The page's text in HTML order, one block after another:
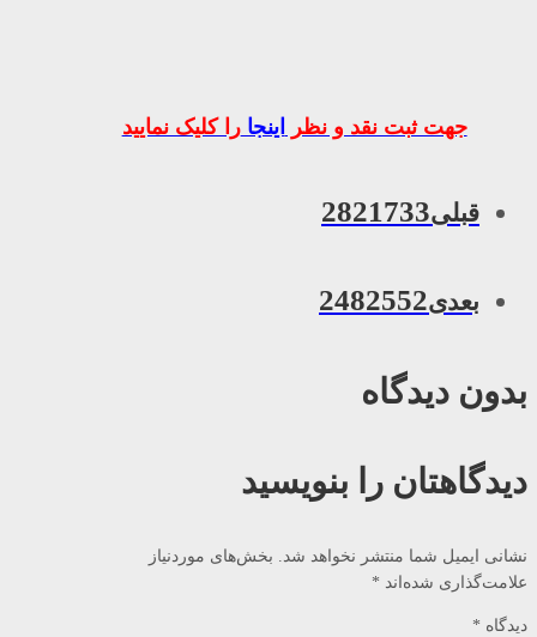
جهت ثبت نقد و نظر اینجارا کلیک نمایید
قبلی2821733
بعدی2482552
بدون دیدگاه
دیدگاهتان را بنویسید
نشانی ایمیل شما منتشر نخواهد شد. بخش‌های موردنیاز
علامت‌گذاری شده‌اند *
دیدگاه *